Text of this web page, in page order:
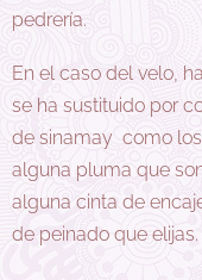
pedrería.
En el caso del velo,
se ha sustituido por
de sinamay como
alguna pluma que
alguna cinta de
de peinado que elijas.